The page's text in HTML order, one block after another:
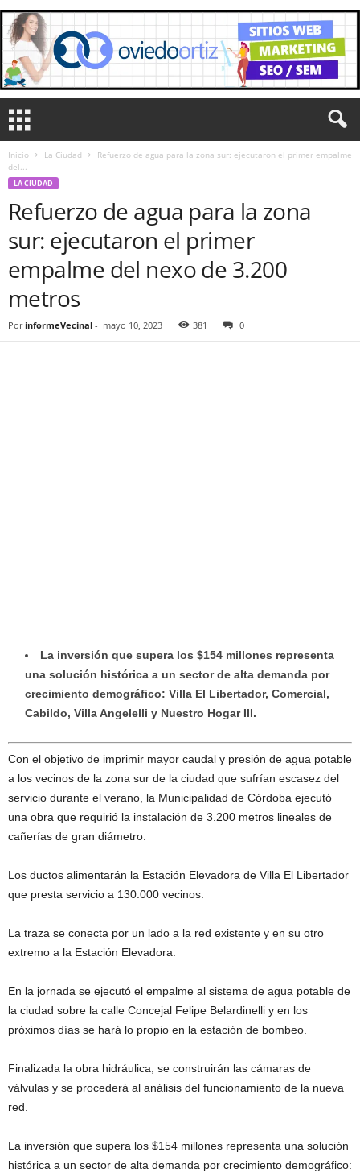
Inicio La Ciudad
Refuerzo de agua para la zona sur: ejecutaron el primer empalme
del...
LA CIUDAD
Refuerzo de agua para la zona
sur: ejecutaron el primer
empalme del nexo de 3.200
metros
Por informeVecinal - mayo 10, 2023 381 0
La inversión que supera los $154 millones representa
una solución histórica a un sector de alta demanda por
crecimiento demográfico: Villa El Libertador, Comercial,
Cabildo, Villa Angelelli y Nuestro Hogar III.
Con el objetivo de imprimir mayor caudal y presión de agua potable
a los vecinos de la zona sur de la ciudad que sufrían escasez del
servicio durante el verano, la Municipalidad de Córdoba ejecutó
una obra que requirió la instalación de 3.200 metros lineales de
cañerías de gran diámetro.
Los ductos alimentarán la Estación Elevadora de Villa El Libertador
que presta servicio a 130.000 vecinos.
La traza se conecta por un lado a la red existente y en su otro
extremo a la Estación Elevadora.
En la jornada se ejecutó el empalme al sistema de agua potable de
la ciudad sobre la calle Concejal Felipe Belardinelli y en los
próximos días se hará lo propio en la estación de bombeo.
Finalizada la obra hidráulica, se construirán las cámaras de
válvulas y se procederá al análisis del funcionamiento de la nueva
red.
La inversión que supera los $154 millones representa una solución
histórica a un sector de alta demanda por crecimiento demográfico: